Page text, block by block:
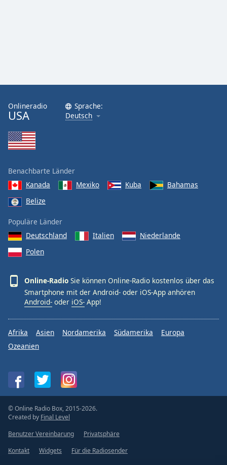
Onlineradio
USA
Sprache:
Deutsch
Benachbarte Länder
Kanada
Mexiko Kuba
Bahamas
Belize
Populäre Länder
Deutschland
Italien
Niederlande
Polen
Online-Radio Sie können Online-Radio kostenlos über das
Smartphone mit der Android- oder iOS-App anhören
Android- oder iOS- App!
Afrika Asien Nordamerika Südamerika
Europa
Ozeanien
© Online Radio Box, 2015-2026.
Created by Final Level
Benutzer Vereinbarung
Privatsphäre
Kontakt
Widgets Für die Radiosender